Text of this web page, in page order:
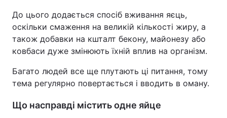
До цього додається спосіб вживання яєць,
оскільки смаження на великій кількості жиру, а
також добавки на кшталт бекону, майонезу або
ковбаси дуже змінюють їхній вплив на організм.
Багато людей все ще плутають ці питання, тому
тема регулярно повертається і вводить в оману.
Що насправді містить одне яйце